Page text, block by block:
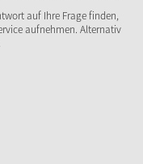
auf Ihre Frage finden,
aufnehmen. Alternativ